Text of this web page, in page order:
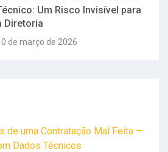
Um Risco Invisível para
Diretoria
de março de 2026
de uma Contratação Mal Feita —
Dados Técnicos